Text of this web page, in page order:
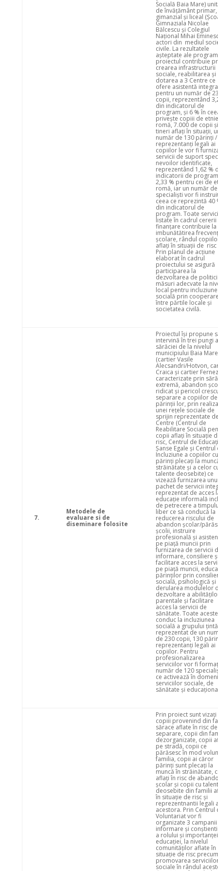
Socială Baia Mare)
de învățământ primar,
gimanzial și liceal
Gimnaziala Nicolae
Bălcescu și Colegiul
Național Mihai
actori din mediul
civile. La rezultatele
așteptate ale
proiectul contribuie
crearea infrastructurii
sociale, reabilitarea și
dotarea a 3 Centre ce
ofere asistentă
pentru un număr de
copii, reprezentând
din indicatorul de
program, și 6 % în
privește copiii de etnie
romă, 7.000 de copii și
tineri aflați în situații,
număr de 130 părinți /
reprezentanți legali ai
copiilor le vor fi
servicii de suport
nevoilor identificate,
reprezentând 1,62 %
indicatorii de
2,33 % pentru cei de
romă, iar un număr
specialiști vor fi
ceea ce reprezintă 40
din indicatorul de
program. Toate
listate în cadrul
finanțare contribuie la
imbunătătirea
școlare, rândul
aflați în situații de risc
Prin planul de acțiune
elaborat în cadrul
proiectului se asigură
participarea la
dezvoltarea de
măsuri adecvate la
local pentru
socială prin
între părtile locale și
societatea civilă.
7.
Metodele de
evaluare si de
diseminare folosite
Proiectul își propune
intervină în trei pungi
sărăciei de la nivelul
municipiului Baia Mare
(cartier Vasile
Alecsandri/Hotvon,
Craica și cartier
caracterizate prin
extremă, abandon
ridicat și pericol
separare a copiilor de
părinții lor, prin
unei rețele sociale de
sprijin reprezentate
Centre (Centrul de
Reabilitare Socială
copii aflați în situație
risc, Centrul de
Șanse Egale și Centrul
Incluziune a copiilor cu
părinți plecați la
străinătate și a celor
talente deosebite) ce
vizează furnizarea
pachet de servicii
reprezentat de acces
educație informală
de petrecere a
liber ce să conducă la
reducerea riscului de
abandon școlar/
școlii, instruire
profesională și
pe piață muncii prin
furnizarea de servicii
informare, consiliere
facilitare acces la
pe piață muncii,
părinților prin
socială, psihologică și
derularea modulelor
dezvoltare a
parentale și facilitare
acces la servicii de
sănătate. Toate
conduc la incluziunea
socială a grupului țintă
reprezentat de un
de 230 copii, 130
reprezentanți legali ai
copiilor. Pentru
profesionalizarea
serviciilor vor fi
număr de 120
ce activează în
serviciilor sociale, de
sănătate și
Prin proiect sunt vizați
copiii provenind din
sărace aflate în risc de
separare, copii din
dezorganizate, copii
pe stradă, copii ce
părăsesc în mod
familia, copii ai căror
părinți sunt plecați la
muncă în străinătate,
aflați în risc de
școlar și copii cu
deosebite din familii
în situație de risc și
reprezentnantii legali
acestora. Prin Centrul
Voluntariat vor fi
organizate 3
informare și
a rolului și importanței
educației, la nivelul
comunităților aflate în
situație de risc
promovarea
sociale în rândul